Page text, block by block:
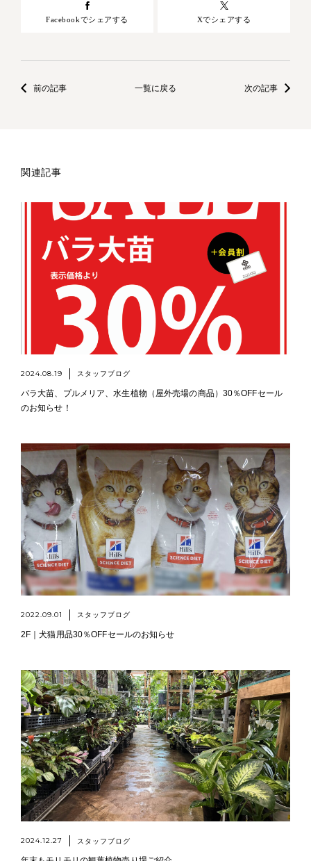
Facebookでシェアする Xでシェアする
前の記事 一覧に戻る 次の記事
関連記事
2024.08.19 スタッフブログ
バラ大苗、プルメリア、水生植物（屋外売場の商品）30％OFFセール
のお知らせ！
2022.09.01 スタッフブログ
2F｜犬猫用品30％OFFセールのお知らせ
2024.12.27 スタッフブログ